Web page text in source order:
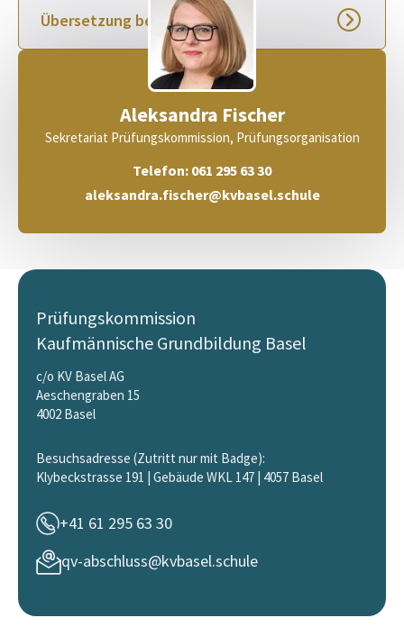
Übersetzung bestellen
Aleksandra Fischer
Sekretariat Prüfungskommission, Prüfungsorganisation
Telefon: 061 295 63 30
aleksandra.fischer@kvbasel.schule
Prüfungskommission
Kaufmännische Grundbildung Basel
c/o KV Basel AG
Aeschengraben 15
4002 Basel
Besuchsadresse (Zutritt nur mit Badge):
Klybeckstrasse 191 | Gebäude WKL 147 | 4057 Basel
+41 61 295 63 30
qv-abschluss@kvbasel.schule